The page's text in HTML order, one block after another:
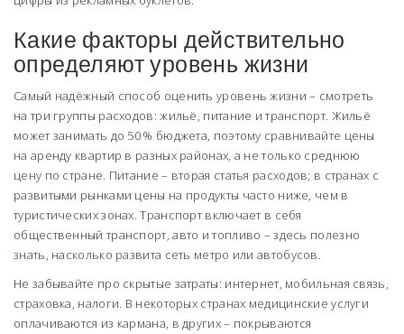
Какие факторы действительно
определяют уровень жизни
Самый надёжный способ оценить уровень жизни – смотреть
на три группы расходов: жильё, питание и транспорт. Жильё
может занимать до 50 % бюджета, поэтому сравнивайте цены
на аренду квартир в разных районах, а не только среднюю
цену по стране. Питание – вторая статья расходов; в странах с
развитыми рынками цены на продукты часто ниже, чем в
туристических зонах. Транспорт включает в себя
общественный транспорт, авто и топливо – здесь полезно
знать, насколько развита сеть метро или автобусов.
Не забывайте про скрытые затраты: интернет, мобильная связь,
страховка, налоги. В некоторых странах медицинские услуги
оплачиваются из кармана, в других – покрываются